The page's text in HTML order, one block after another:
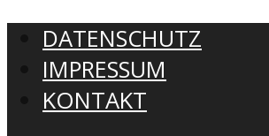
DATENSCHUTZ
IMPRESSUM
KONTAKT